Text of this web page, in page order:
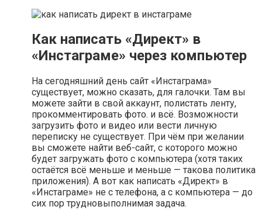
Как написать «Директ» в
«Инстаграме» через компьютер
На сегодняшний день сайт «Инстаграма»
существует, можно сказать, для галочки. Там вы
можете зайти в свой аккаунт, полистать ленту,
прокомментировать фото. и всё. Возможности
загрузить фото и видео или вести личную
переписку не существует. При чём при желании
вы сможете найти веб-сайт, с которого можно
будет загружать фото с компьютера (хотя таких
остаётся всё меньше и меньше — такова политика
приложения). А вот как написать «Директ» в
«Инстаграме» не с телефона, а с компьютера — до
сих пор трудновыполнимая задача.